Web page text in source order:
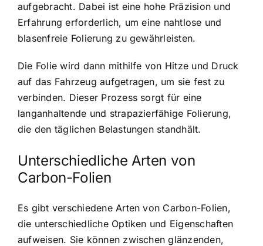
aufgebracht. Dabei ist eine hohe Präzision und
Erfahrung erforderlich, um eine nahtlose und
blasenfreie Folierung zu gewährleisten.
Die Folie wird dann mithilfe von Hitze und Druck
auf das Fahrzeug aufgetragen, um sie fest zu
verbinden. Dieser Prozess sorgt für eine
langanhaltende und strapazierfähige Folierung,
die den täglichen Belastungen standhält.
Unterschiedliche Arten von
Carbon-Folien
Es gibt verschiedene Arten von Carbon-Folien,
die unterschiedliche Optiken und Eigenschaften
aufweisen. Sie können zwischen glänzenden,